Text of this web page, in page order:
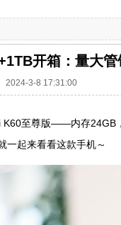
开箱：量大
2024-3-8 17:31:00
至尊版——内存24GB
一起来看看这款手机～